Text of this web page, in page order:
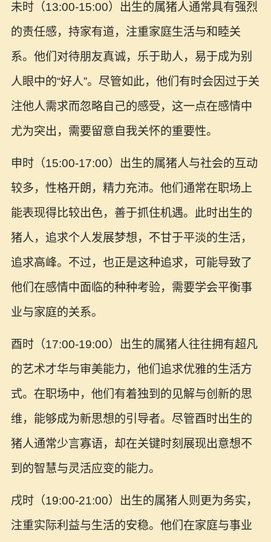
未时（13:00-15:00）出生的属猪人通常具有强烈
的责任感，持家有道，注重家庭生活与和睦关
系。他们对待朋友真诚，乐于助人，易于成为别
人眼中的“好人”。尽管如此，他们有时会因过于关
注他人需求而忽略自己的感受，这一点在感情中
尤为突出，需要留意自我关怀的重要性。
申时（15:00-17:00）出生的属猪人与社会的互动
较多，性格开朗，精力充沛。他们通常在职场上
能表现得比较出色，善于抓住机遇。此时出生的
猪人，追求个人发展梦想，不甘于平淡的生活，
追求高峰。不过，也正是这种追求，可能导致了
他们在感情中面临的种种考验，需要学会平衡事
业与家庭的关系。
酉时（17:00-19:00）出生的属猪人往往拥有超凡
的艺术才华与审美能力，他们追求优雅的生活方
式。在职场中，他们有着独到的见解与创新的思
维，能够成为新思想的引导者。尽管酉时出生的
猪人通常少言寡语，却在关键时刻展现出意想不
到的智慧与灵活应变的能力。
戌时（19:00-21:00）出生的属猪人则更为务实，
注重实际利益与生活的安稳。他们在家庭与事业